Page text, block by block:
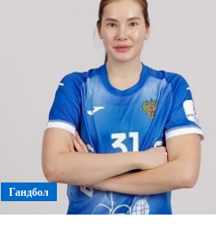
Серена
Уильямс
травмировала
колено
в
первом
круге
Уимблдона-2026.
Участие
паре
под
вопросом
Гандбол